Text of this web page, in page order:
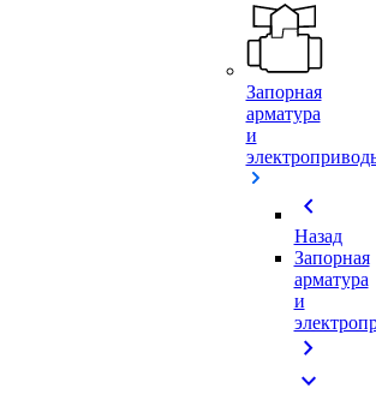
Запорная
арматура
и
chevron_left
Назад
Запорная
арматура
и
chevron_right
expand_more